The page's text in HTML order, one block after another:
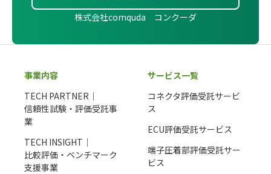
株式会社comquda コンクーダ
事業内容
TECH PARTNER｜
信頼性試験・評価受託事
業
TECH INSIGHT｜
比較評価・ベンチマーク
支援事業
サービス一覧
コネクタ評価受託サービ
ス
ECU評価受託サービス
端子圧着部評価受託サー
ビス